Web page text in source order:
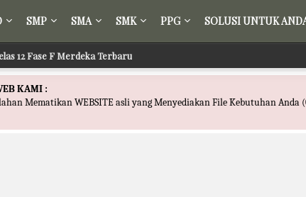
SMP SMA SMK PPG SOLUSI UNTUK
12 Fase F Merdeka Terbaru
KAMI :
Mematikan WEBSITE asli yang Menyediakan File Kebutuhan Anda